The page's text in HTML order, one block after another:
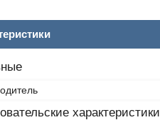
характеристики